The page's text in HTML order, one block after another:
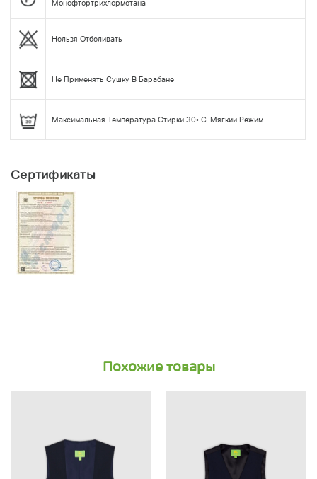
Монофтортрихлорметана
Нельзя Отбеливать
Не Применять Сушку В Барабане
Максимальная Температура Стирки 30◦ С. Мягкий Режим
Сертификаты
Похожие товары